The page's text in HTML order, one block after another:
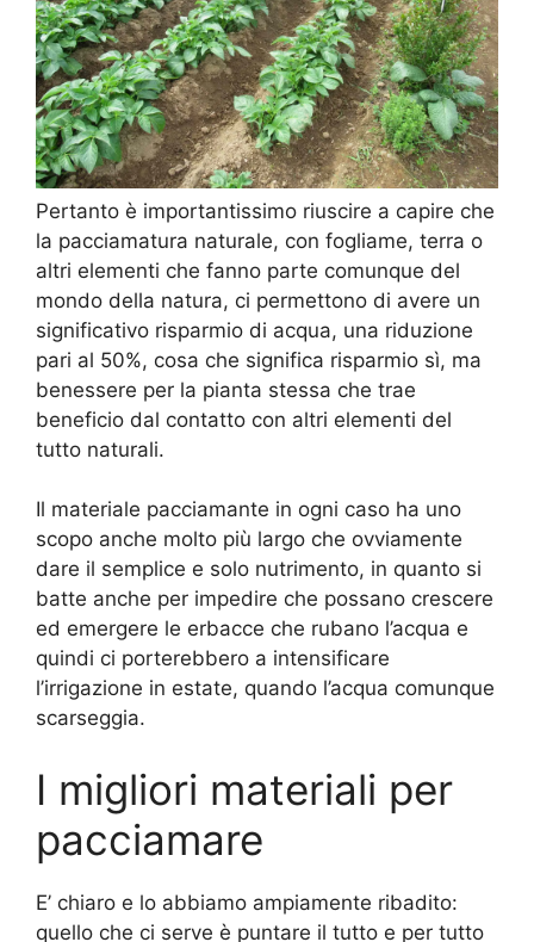
Pertanto è importantissimo riuscire a capire che
la pacciamatura naturale, con fogliame, terra o
altri elementi che fanno parte comunque del
mondo della natura, ci permettono di avere un
significativo risparmio di acqua, una riduzione
pari al 50%, cosa che significa risparmio sì, ma
benessere per la pianta stessa che trae
beneficio dal contatto con altri elementi del
tutto naturali.
Il materiale pacciamante in ogni caso ha uno
scopo anche molto più largo che ovviamente
dare il semplice e solo nutrimento, in quanto si
batte anche per impedire che possano crescere
ed emergere le erbacce che rubano l’acqua e
quindi ci porterebbero a intensificare
l’irrigazione in estate, quando l’acqua comunque
scarseggia.
I migliori materiali per
pacciamare
E’ chiaro e lo abbiamo ampiamente ribadito:
quello che ci serve è puntare il tutto e per tutto